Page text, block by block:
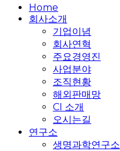
Close
Menu
Home
회사소개
기업이념
회사연혁
주요경영진
사업분야
조직현황
해외판매망
CI 소개
오시는길
연구소
생명과학연구소